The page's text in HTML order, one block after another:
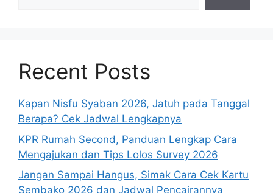
Recent Posts
Kapan Nisfu Syaban 2026, Jatuh pada Tanggal
Berapa? Cek Jadwal Lengkapnya
KPR Rumah Second, Panduan Lengkap Cara
Mengajukan dan Tips Lolos Survey 2026
Jangan Sampai Hangus, Simak Cara Cek Kartu
Sembako 2026 dan Jadwal Pencairannya